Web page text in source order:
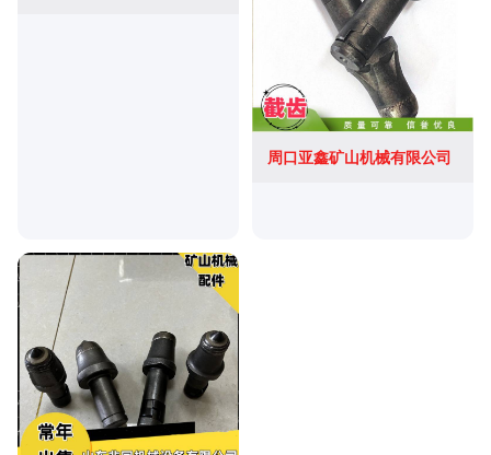
周口亚鑫矿山机械有限公司